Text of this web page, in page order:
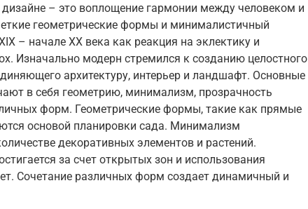
– это воплощение гармонии между человеком и
геометрические формы и минималистичный
– начале XX века как реакция на эклектику и
Изначально модерн стремился к созданию целостного
архитектуру, интерьер и ландшафт. Основные
в себя геометрию, минимализм, прозрачность
форм. Геометрические формы, такие как прямые
основой планировки сада. Минимализм
декоративных элементов и растений.
за счет открытых зон и использования
Сочетание различных форм создает динамичный и